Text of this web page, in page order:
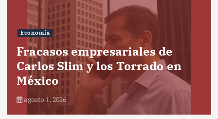
Economía
Fracasos empresariales de
Carlos Slim y los Torrado en
México
agosto 1, 2026